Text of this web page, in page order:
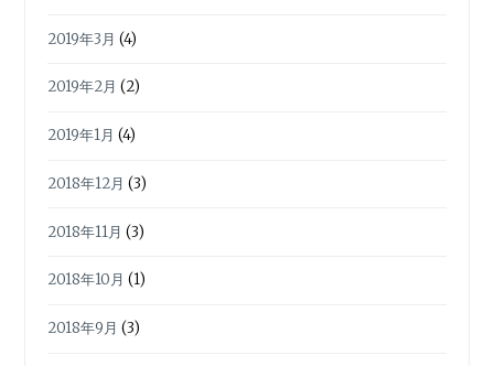
2019年3月 (4)
2019年2月 (2)
2019年1月 (4)
2018年12月 (3)
2018年11月 (3)
2018年10月 (1)
2018年9月 (3)